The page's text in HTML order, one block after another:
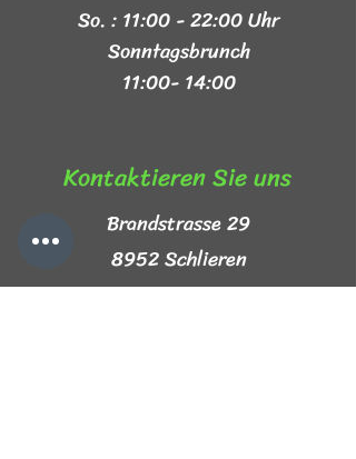
So. : 11:00 - 22:00 Uhr
Sonntagsbrunch
11:00- 14:00
Kontaktieren Sie uns​
Brandstrasse 29
8952 Schlieren
+41 44 999 44 44